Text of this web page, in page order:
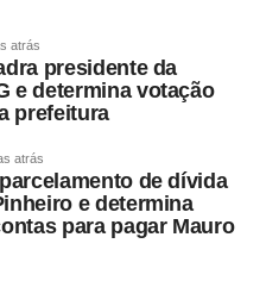
a pessoa usuária deverá
irregularidade. Em
fará uma classificação
categorias: propaganda
formas de
atrás
presidente da
e determina votação
prefeitura
atrás
de dívida
e determina
para pagar Mauro